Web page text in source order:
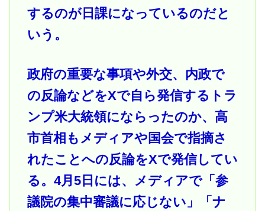
するのが日課になっているのだと
いう。
政府の重要な事項や外交、内政で
の反論などをXで自ら発信するトラ
ンプ米大統領にならったのか、高
市首相もメディアや国会で指摘さ
れたことへの反論をXで発信してい
る。4月5日には、メディアで「参
議院の集中審議に応じない」「ナ